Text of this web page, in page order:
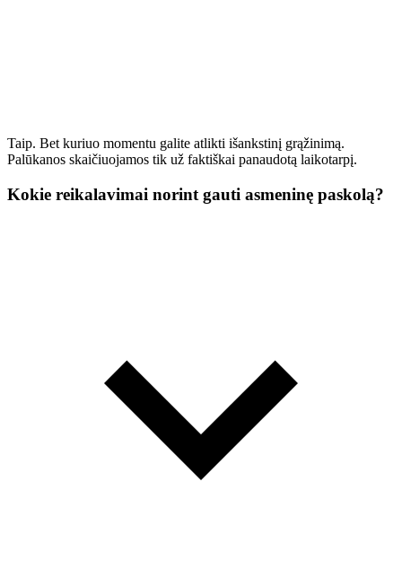
Taip. Bet kuriuo momentu galite atlikti išankstinį grąžinimą.
Palūkanos skaičiuojamos tik už faktiškai panaudotą laikotarpį.
Kokie reikalavimai norint gauti asmeninę paskolą?